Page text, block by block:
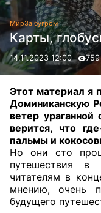
МирЗа бугром
Карты,
14.11.2023 12:00 759
Этот материал я
Доминиканскую
ветер
верится, что
пальмы и
Но они сто
путешествия в
читателям в
мнению, очень
будущего